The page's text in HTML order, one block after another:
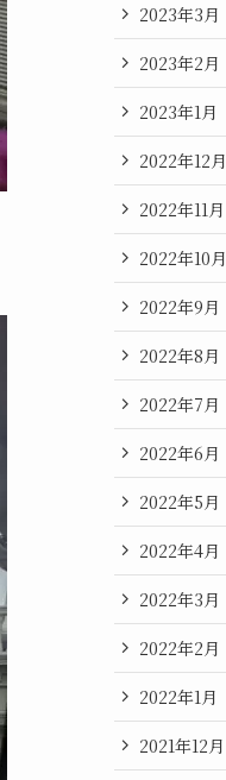
2023年3月
2023年2月
2023年1月
2022年12月
2022年11月
2022年10月
2022年9月
2022年8月
2022年7月
2022年6月
2022年5月
2022年4月
2022年3月
2022年2月
2022年1月
2021年12月